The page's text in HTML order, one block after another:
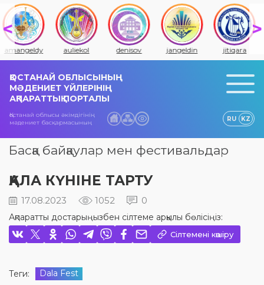
amangeldy auliekol denisov jangeldin jitiqara
ҚОСТАНАЙ ОБЛЫСЫНЫҢ
МӘДЕНИЕТ ҮЙЛЕРІНІҢ
АҚПАРАТТЫҚ ПОРТАЛЫ
Қостанай облысы әкімдігінің
мәдениет басқармасының
RU KZ
Басқа байқаулар мен фестивальдар
ҚАЛА КҮНІНЕ ТАРТУ
17.08.2023 1052 0
Ақпаратты достарыңызбен сілтеме арқылы бөлісіңіз:
Сілтемені көшіру
Теги: Dala Fest